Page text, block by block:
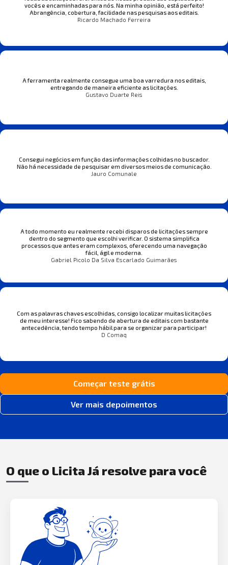
vocês e encaminhadas para nós. Na minha opinião, está perfeito!
Abrangência, cobertura, facilidade nas pesquisas aos editais.
Ricardo Machado Ferreira
A ferramenta realmente consegue uma boa varredura nos editais,
entregando de maneira eficiente as licitações.
Gustavo Duarte Reis
Consegui negócios em função das informações colhidas no buscador.
Não há necessidade de pesquisar em diversos meios de comunicação.
Jauro Comunale
A todo momento eu realmente recebi disparos de licitações sempre
dentro do segmento que escolhi verificar. O sistema simplifica
processos que antes eram complexos, oferecendo uma navegação
fácil, ágil e moderna.
Gabriel Picolo Da Silva Escarlado Guimarães
Com as palavras chaves escolhidas, consigo localizar muitas licitações
de meu interesse! Fico sabendo de abertura de editais com bastante
antecedência, tendo tempo hábil para se organizar para participar!
D Comaq
Começar teste grátis
Ver mais depoimentos
O que o Licita Já resolve para você